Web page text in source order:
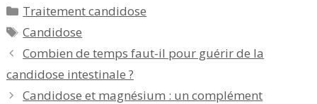
Catégories
Traitement candidose
Étiquettes
Candidose
Combien de temps faut-il pour guérir de la
candidose intestinale ?
Candidose et magnésium : un complément